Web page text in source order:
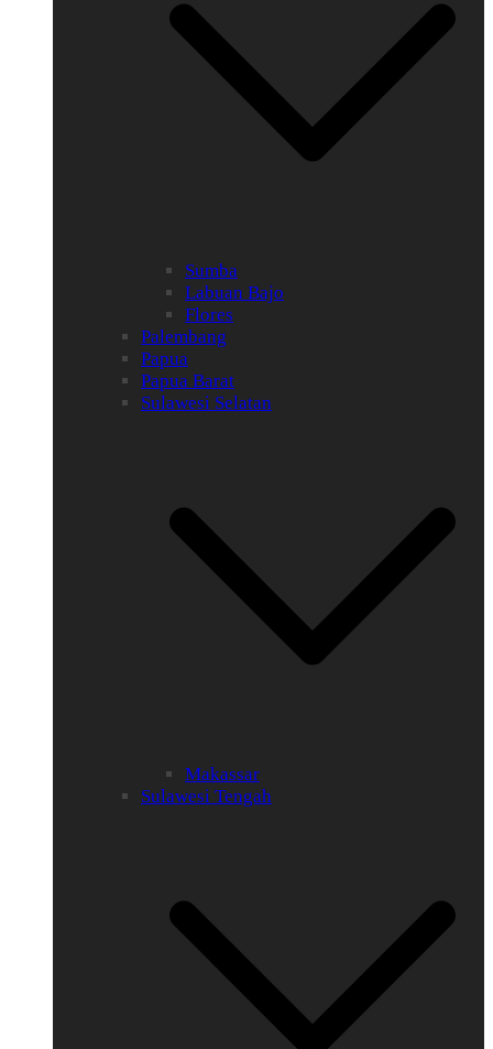
Sumba
Labuan Bajo
Flores
Palembang
Papua
Papua Barat
Sulawesi Selatan
Makassar
Sulawesi Tengah